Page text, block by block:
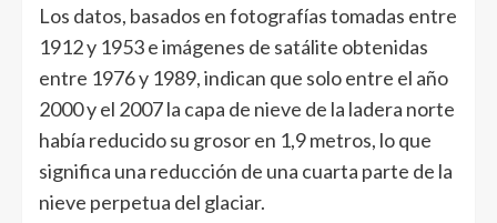
Los datos, basados en fotografías tomadas entre
1912 y 1953 e imágenes de satálite obtenidas
entre 1976 y 1989, indican que solo entre el año
2000 y el 2007 la capa de nieve de la ladera norte
había reducido su grosor en 1,9 metros, lo que
significa una reducción de una cuarta parte de la
nieve perpetua del glaciar.